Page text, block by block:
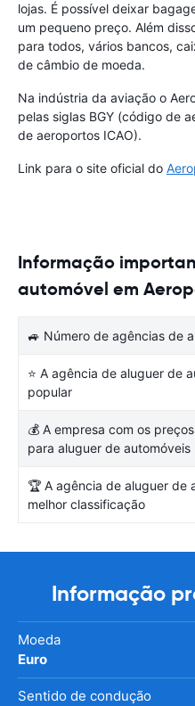
lojas. É possível deixar
um pequeno preço. Além
para todos, vários bancos,
de câmbio de moeda.
Na indústria da aviação o
pelas siglas BGY (código de
de aeroportos ICAO).
Link para o site oficial do
Informação
automóvel em
🚙 Número de agências de
⭐ A agência de aluguer de
popular
💰 A empresa com os
para aluguer de automóveis
🏆 A agência de aluguer de
melhor classificação
Informação
Moeda
Euro
Sentido de condução